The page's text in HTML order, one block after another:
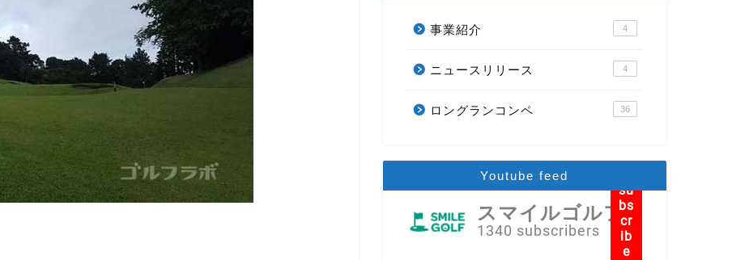
事業紹介 4
ニュースリリース 4
ロングランコンペ 36
Youtube feed
スマイルゴルフ
1340 subscribers
su
bs
cr
ib
e